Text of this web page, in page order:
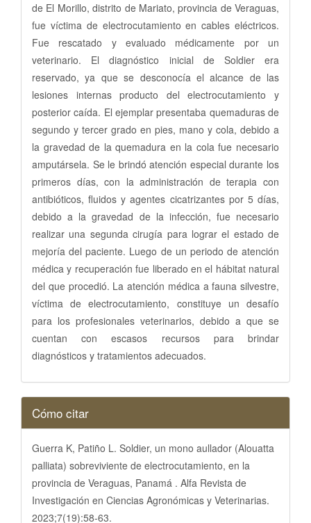
de El Morillo, distrito de Mariato, provincia de Veraguas,
fue víctima de electrocutamiento en cables eléctricos.
Fue rescatado y evaluado médicamente por un
veterinario. El diagnóstico inicial de Soldier era
reservado, ya que se desconocía el alcance de las
lesiones internas producto del electrocutamiento y
posterior caída. El ejemplar presentaba quemaduras de
segundo y tercer grado en pies, mano y cola, debido a
la gravedad de la quemadura en la cola fue necesario
amputársela. Se le brindó atención especial durante los
primeros días, con la administración de terapia con
antibióticos, fluidos y agentes cicatrizantes por 5 días,
debido a la gravedad de la infección, fue necesario
realizar una segunda cirugía para lograr el estado de
mejoría del paciente. Luego de un periodo de atención
médica y recuperación fue liberado en el hábitat natural
del que procedió. La atención médica a fauna silvestre,
víctima de electrocutamiento, constituye un desafío
para los profesionales veterinarios, debido a que se
cuentan con escasos recursos para brindar
diagnósticos y tratamientos adecuados.
Detalles
del
artículo
Cómo citar
Guerra K, Patiño L. Soldier, un mono aullador (Alouatta
palliata) sobreviviente de electrocutamiento, en la
provincia de Veraguas, Panamá . Alfa Revista de
Investigación en Ciencias Agronómicas y Veterinarias.
2023;7(19):58-63.